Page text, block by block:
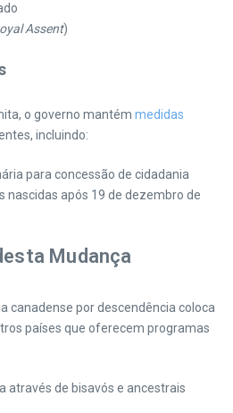
Assent)
o governo mantém medidas
incluindo:
para concessão de cidadania
nascidas após 19 de dezembro de
Mudança
canadense por descendência coloca
países que oferecem programas
através de bisavós e ancestrais